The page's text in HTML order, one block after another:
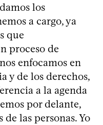
los
a cargo, ya
que
proceso de
enfocamos en
y de los derechos,
a la agenda
por delante,
las personas. Yo